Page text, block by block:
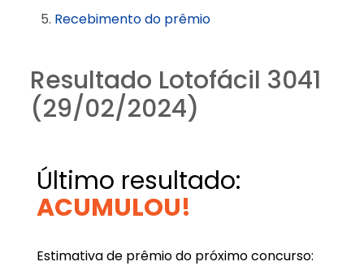
Recebimento do prêmio
Resultado Lotofácil 3041
(29/02/2024)
Último resultado:
ACUMULOU!
Estimativa de prêmio do próximo concurso: